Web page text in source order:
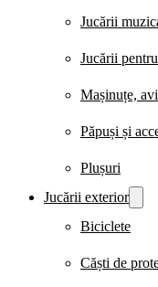
Jucării
Jucării
Mașinuțe,
Păpuși și
Plușuri
Jucării exterior
Biciclete
Căști de